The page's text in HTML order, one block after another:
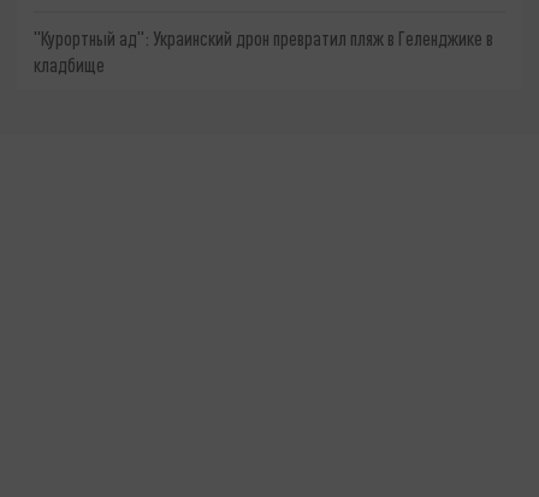
"Курортный ад": Украинский дрон превратил пляж в Геленджике в
кладбище